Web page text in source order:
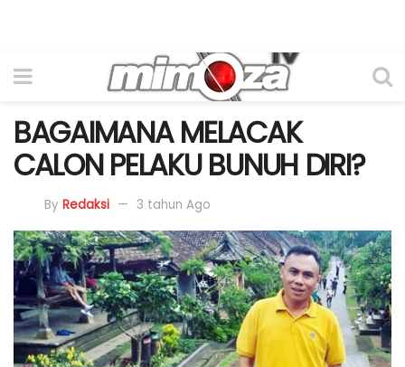
BAGAIMANA MELACAK
CALON PELAKU BUNUH DIRI?
By Redaksi 3 tahun Ago